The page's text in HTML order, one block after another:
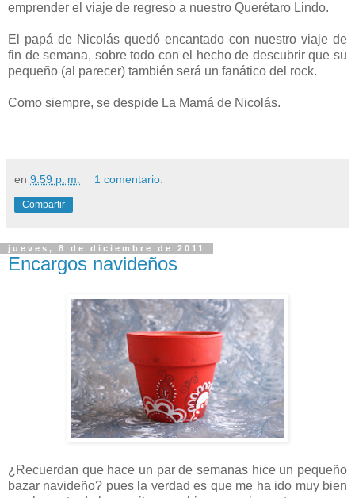
emprender el viaje de regreso a nuestro Querétaro Lindo.
El papá de Nicolás quedó encantado con nuestro viaje de
fin de semana, sobre todo con el hecho de descubrir que su
pequeño (al parecer) también será un fanático del rock.
Como siempre, se despide La Mamá de Nicolás.
en 9:59 p. m. 1 comentario:
Compartir
jueves, 8 de diciembre de 2011
Encargos navideños
¿Recuerdan que hace un par de semanas hice un pequeño
bazar navideño? pues la verdad es que me ha ido muy bien